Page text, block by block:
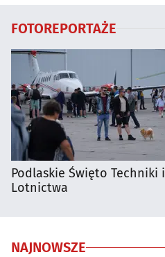
FOTOREPORTAŻE
Podlaskie Święto Techniki i
Lotnictwa
NAJNOWSZE